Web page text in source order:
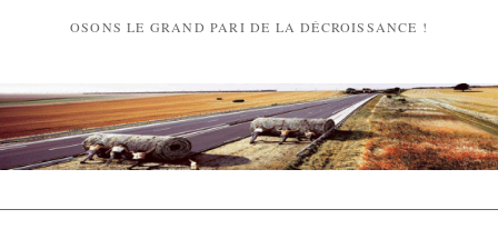
OSONS LE GRAND PARI DE LA DÉCROISSANCE !